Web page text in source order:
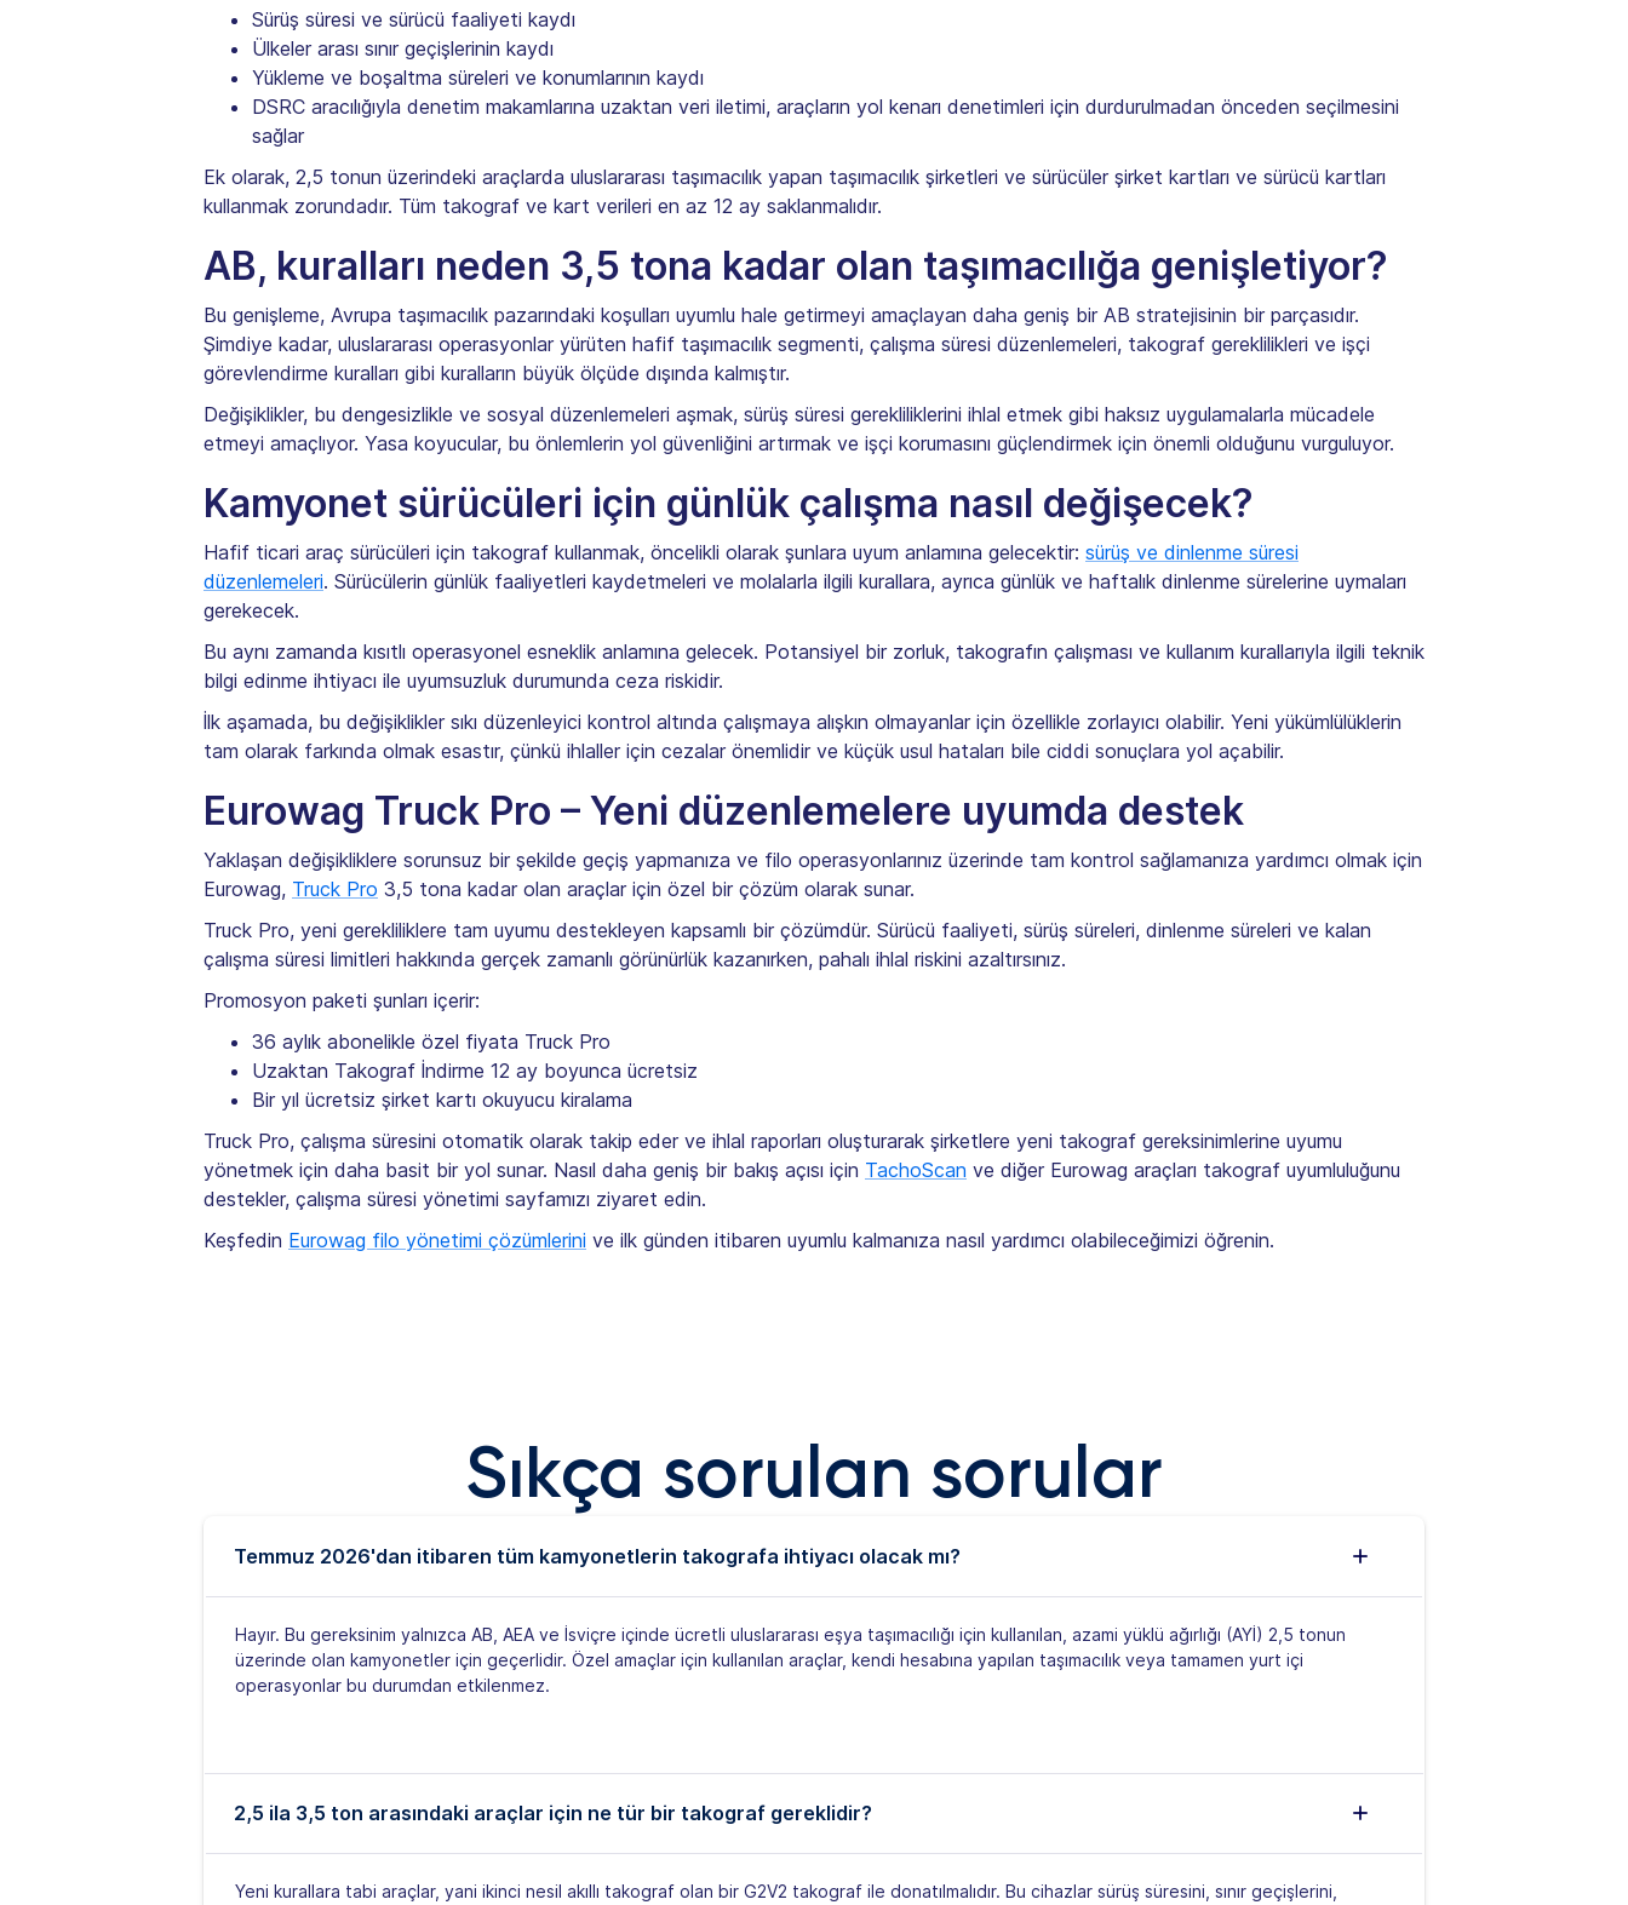
Sürüş süresi ve sürücü faaliyeti kaydı
Ülkeler arası sınır geçişlerinin kaydı
Yükleme ve boşaltma süreleri ve konumlarının kaydı
DSRC aracılığıyla denetim makamlarına uzaktan veri iletimi, araçların yol kenarı denetimleri için durdurulmadan önceden seçilmesini
sağlar
Ek olarak, 2,5 tonun üzerindeki araçlarda uluslararası taşımacılık yapan taşımacılık şirketleri ve sürücüler şirket kartları ve sürücü kartları
kullanmak zorundadır. Tüm takograf ve kart verileri en az 12 ay saklanmalıdır.
AB, kuralları neden 3,5 tona kadar olan taşımacılığa genişletiyor?
Bu genişleme, Avrupa taşımacılık pazarındaki koşulları uyumlu hale getirmeyi amaçlayan daha geniş bir AB stratejisinin bir parçasıdır.
Şimdiye kadar, uluslararası operasyonlar yürüten hafif taşımacılık segmenti, çalışma süresi düzenlemeleri, takograf gereklilikleri ve işçi
görevlendirme kuralları gibi kuralların büyük ölçüde dışında kalmıştır.
Değişiklikler, bu dengesizlikle ve sosyal düzenlemeleri aşmak, sürüş süresi gerekliliklerini ihlal etmek gibi haksız uygulamalarla mücadele
etmeyi amaçlıyor. Yasa koyucular, bu önlemlerin yol güvenliğini artırmak ve işçi korumasını güçlendirmek için önemli olduğunu vurguluyor.
Kamyonet sürücüleri için günlük çalışma nasıl değişecek?
Hafif ticari araç sürücüleri için takograf kullanmak, öncelikli olarak şunlara uyum anlamına gelecektir: sürüş ve dinlenme süresi
düzenlemeleri. Sürücülerin günlük faaliyetleri kaydetmeleri ve molalarla ilgili kurallara, ayrıca günlük ve haftalık dinlenme sürelerine uymaları
gerekecek.
Bu aynı zamanda kısıtlı operasyonel esneklik anlamına gelecek. Potansiyel bir zorluk, takografın çalışması ve kullanım kurallarıyla ilgili teknik
bilgi edinme ihtiyacı ile uyumsuzluk durumunda ceza riskidir.
İlk aşamada, bu değişiklikler sıkı düzenleyici kontrol altında çalışmaya alışkın olmayanlar için özellikle zorlayıcı olabilir. Yeni yükümlülüklerin
tam olarak farkında olmak esastır, çünkü ihlaller için cezalar önemlidir ve küçük usul hataları bile ciddi sonuçlara yol açabilir.
Eurowag Truck Pro – Yeni düzenlemelere uyumda destek
Yaklaşan değişikliklere sorunsuz bir şekilde geçiş yapmanıza ve filo operasyonlarınız üzerinde tam kontrol sağlamanıza yardımcı olmak için
Eurowag, Truck Pro 3,5 tona kadar olan araçlar için özel bir çözüm olarak sunar.
Truck Pro, yeni gerekliliklere tam uyumu destekleyen kapsamlı bir çözümdür. Sürücü faaliyeti, sürüş süreleri, dinlenme süreleri ve kalan
çalışma süresi limitleri hakkında gerçek zamanlı görünürlük kazanırken, pahalı ihlal riskini azaltırsınız.
Promosyon paketi şunları içerir:
36 aylık abonelikle özel fiyata Truck Pro
Uzaktan Takograf İndirme 12 ay boyunca ücretsiz
Bir yıl ücretsiz şirket kartı okuyucu kiralama
Truck Pro, çalışma süresini otomatik olarak takip eder ve ihlal raporları oluşturarak şirketlere yeni takograf gereksinimlerine uyumu
yönetmek için daha basit bir yol sunar. Nasıl daha geniş bir bakış açısı için TachoScan ve diğer Eurowag araçları takograf uyumluluğunu
destekler, çalışma süresi yönetimi sayfamızı ziyaret edin.
Keşfedin Eurowag filo yönetimi çözümlerini ve ilk günden itibaren uyumlu kalmanıza nasıl yardımcı olabileceğimizi öğrenin.
Sıkça sorulan sorular
Temmuz 2026'dan itibaren tüm kamyonetlerin takografa ihtiyacı olacak mı?
Hayır. Bu gereksinim yalnızca AB, AEA ve İsviçre içinde ücretli uluslararası eşya taşımacılığı için kullanılan, azami yüklü ağırlığı (AYİ) 2,5 tonun
üzerinde olan kamyonetler için geçerlidir. Özel amaçlar için kullanılan araçlar, kendi hesabına yapılan taşımacılık veya tamamen yurt içi
operasyonlar bu durumdan etkilenmez.
2,5 ila 3,5 ton arasındaki araçlar için ne tür bir takograf gereklidir?
Yeni kurallara tabi araçlar, yani ikinci nesil akıllı takograf olan bir G2V2 takograf ile donatılmalıdır. Bu cihazlar sürüş süresini, sınır geçişlerini,